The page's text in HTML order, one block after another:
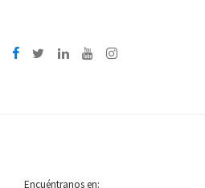
Encuéntranos en: